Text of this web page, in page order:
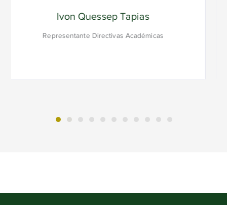
José Eduardo Sanabria
Representante de los Docentes